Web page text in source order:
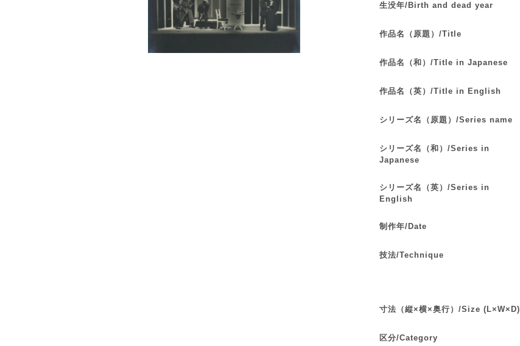
生没年/Birth and dead year
作品名（原題）/Title
作品名（和）/Title in Japanese
作品名（英）/Title in English
シリーズ名（原題）/Series name
シリーズ名（和）/Series in
Japanese
シリーズ名（英）/Series in
English
制作年/Date
技法/Technique
寸法（縦×横×奥行）/Size (L×W×D)
区分/Category